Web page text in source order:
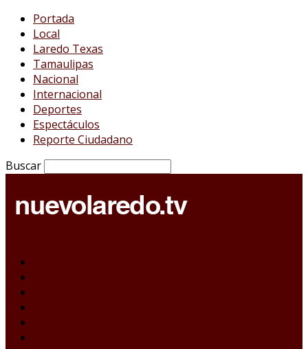
Portada
Local
Laredo Texas
Tamaulipas
Nacional
Internacional
Deportes
Espectáculos
Reporte Ciudadano
Buscar